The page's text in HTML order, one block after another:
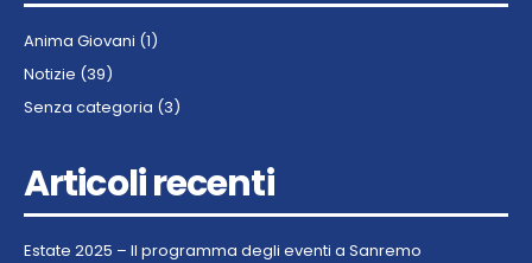
Anima Giovani (1)
Notizie (39)
Senza categoria (3)
Articoli recenti
Estate 2025 – Il programma degli eventi a Sanremo